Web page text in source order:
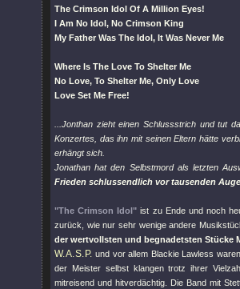
The Crimson Idol Of A Million Eyes!
I Am No Idol, No Crimson King
My Father Was The Idol, It Was Never Me
Where Is The Love To Shelter Me
No Love, To Shelter Me, Only Love
Love Set Me Free!
...Jonthan zieht einen Schlussstrich und tut
Konzertes, das ihn mit seinen Eltern hätte
erhängt sich.
Jonathan hat den Selbstmord als letzten
Frieden schlussendlich vor tausenden
"The Crimson Idol" ist zu Ende und noch
zurück, wie nur sehr wenige andere
der wertvollsten und begnadetsten Stücke
W.A.S.P. und vor allem Blackie Lawless
der Meister selbst klangen trotz ihrer
mitreisend und hitverdächtig. Die Band mit